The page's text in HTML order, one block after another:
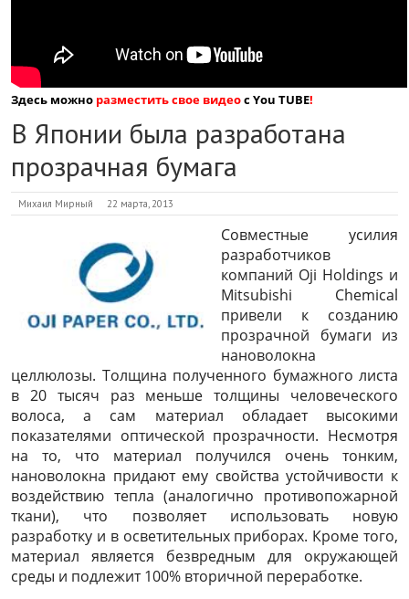
Здесь можно разместить свое видеос You TUBE!
В Японии была разработана
прозрачная бумага
Михаил Мирный 22 марта, 2013
Совместные усилия
разработчиков
компаний Oji Holdings и
Mitsubishi Chemical
привели к созданию
прозрачной бумаги из
нановолокна
целлюлозы. Толщина полученного бумажного листа
в 20 тысяч раз меньше толщины человеческого
волоса, а сам материал обладает высокими
показателями оптической прозрачности. Несмотря
на то, что материал получился очень тонким,
нановолокна придают ему свойства устойчивости к
воздействию тепла (аналогично противопожарной
ткани), что позволяет использовать новую
разработку и в осветительных приборах. Кроме того,
материал является безвредным для окружающей
среды и подлежит 100% вторичной переработке.